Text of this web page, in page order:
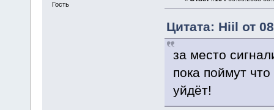
Гость
Цитата: Hiil от
за место
пока поймут
уйдёт!